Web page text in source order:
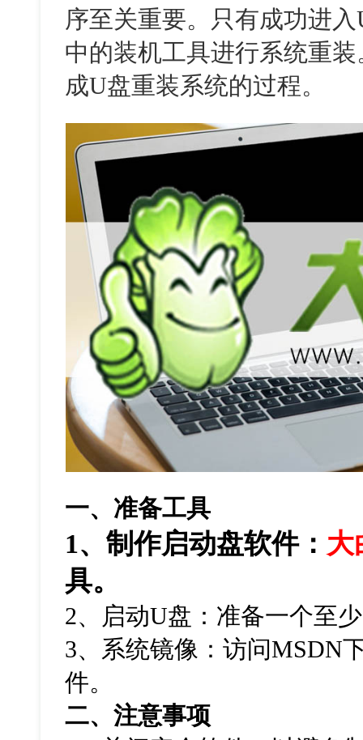
序至关重要。只有成功进入
中的装机工具进行系统重
成U盘重装系统的过程。
一、准备工具
1、制作启动盘软件： 大
具。
2、启动U盘：准备一个至
3、系统镜像：访问MSDN
件。
二、注意事项